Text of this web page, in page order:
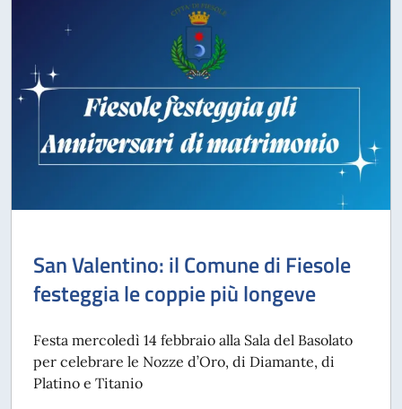
San Valentino: il Comune di Fiesole
festeggia le coppie più longeve
Festa mercoledì 14 febbraio alla Sala del Basolato
per celebrare le Nozze d’Oro, di Diamante, di
Platino e Titanio